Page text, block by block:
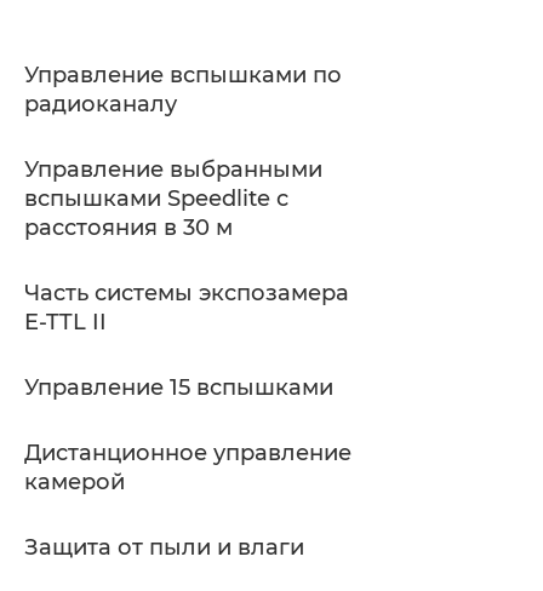
Управление вспышками по
радиоканалу
Управление выбранными
вспышками Speedlite с
расстояния в 30 м
Часть системы экспозамера
E-TTL II
Управление 15 вспышками
Дистанционное управление
камерой
Защита от пыли и влаги